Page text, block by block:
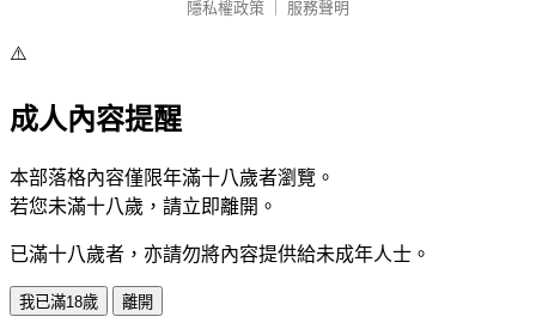
隱私權政策
服務聲明
⚠️
成人內容提醒
本部落格內容僅限年滿十八歲者瀏覽。
若您未滿十八歲，請立即離開。
已滿十八歲者，亦請勿將內容提供給未成年人士。
我已滿18歲 離開